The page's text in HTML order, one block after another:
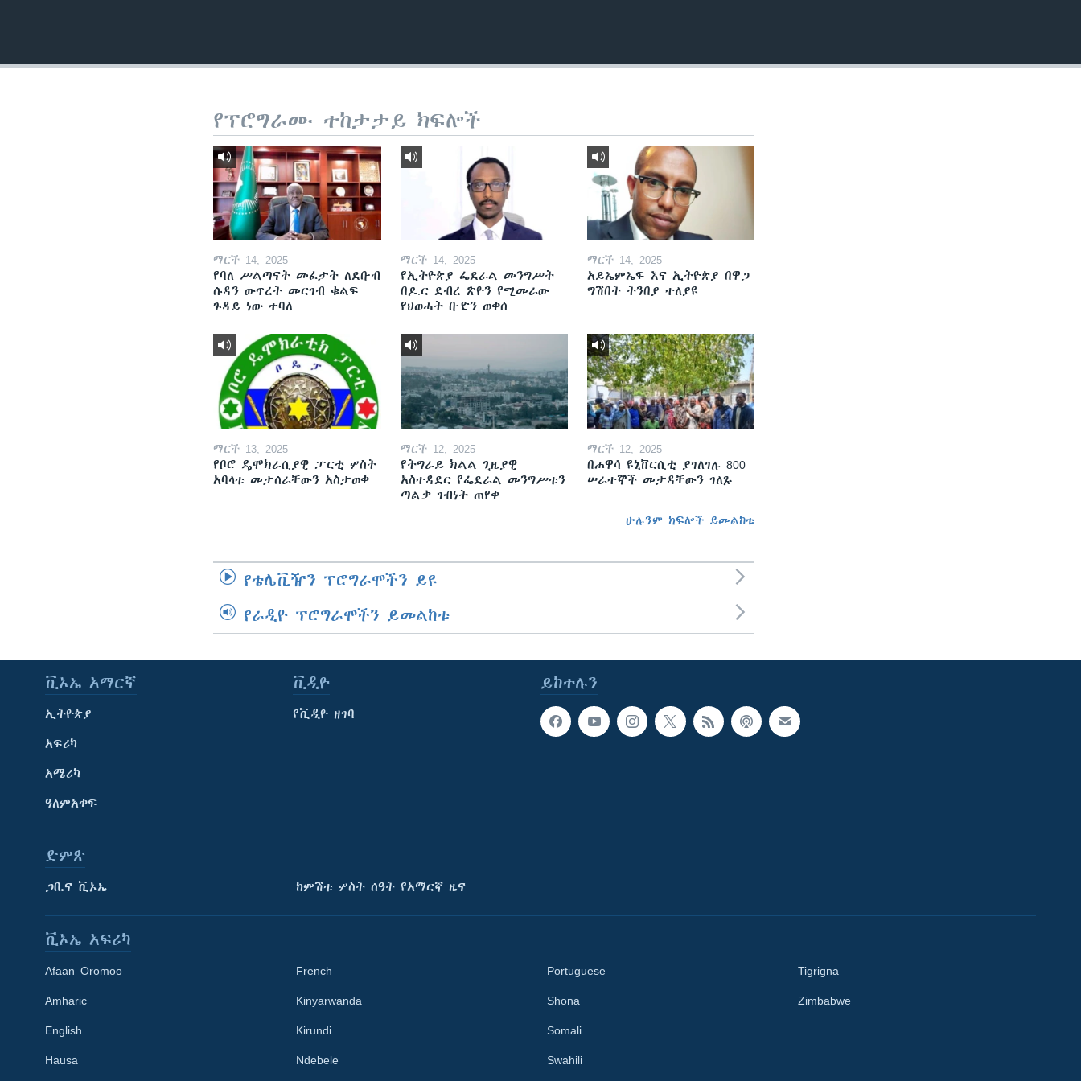
Learning English
የፕሮግራሙ ተከታታይ ክፍሎች
ማርች 14, 2025
የባለ ሥልጣናት መፈታት ለደቡብ
ሱዳን ውጥረት መርገብ ቁልፍ
ጉዳይ ነው ተባለ
ማርች 14, 2025
የኢትዮጵያ ፌደራል መንግሥት
በዶ.ር ደብረ ጽዮን የሚመራው
የህወሓት ቡድን ወቀሰ
ማርች 14, 2025
አይኤምኤፍ እና ኢትዮጵያ በዋጋ
ግሽበት ትንበያ ተለያዩ
ማርች 13, 2025
የቦሮ ዴሞክራሲያዊ ፓርቲ ሦስት
አባላቱ መታሰራቸውን አስታወቀ
ማርች 12, 2025
የትግራይ ክልል ጊዜያዊ
አስተዳደር የፌደራል መንግሥቱን
ጣልቃ ገብነት ጠየቀ
ማርች 12, 2025
በሐዋሳ ዩኒቨርሲቲ ያገለገሉ 800
ሠራተኞች መታዳቸውን ገለጹ
ሁሉንም ክፍሎች ይመልከቱ
የቴሌቪዥን ፕሮግራሞችን ይዩ
የራዲዮ ፕሮግራሞችን ይመልከቱ
ይከተሉን
ቪኦኤ አማርኛ
ኢትዮጵያ
አፍሪካ
አሜሪካ
ዓለምአቀፍ
ቪዲዮ
የቪዲዮ ዘገባ
ድምጽ
ጋቢና ቪኦኤ ከምሽቱ ሦስት ሰዓት የአማርኛ ዜና
ቪኦኤ አፍሪካ
Afaan Oromoo
Amharic
English
Hausa
French
Kinyarwanda
Kirundi
Ndebele
Portuguese
Shona
Somali
Swahili
Tigrigna
Zimbabwe